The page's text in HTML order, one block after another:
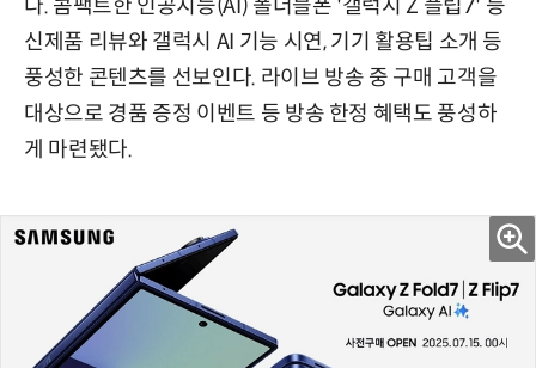
다. 콤팩트한 인공지능(AI) 폴더블폰 '갤럭시 Z 플립7' 등
신제품 리뷰와 갤럭시 AI 기능 시연, 기기 활용팁 소개 등
풍성한 콘텐츠를 선보인다. 라이브 방송 중 구매 고객을
대상으로 경품 증정 이벤트 등 방송 한정 혜택도 풍성하
게 마련됐다.